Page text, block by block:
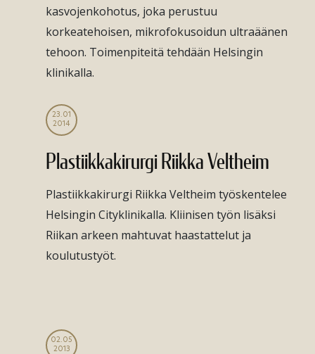
kasvojenkohotus, joka perustuu
korkeatehoisen, mikrofokusoidun ultraäänen
tehoon. Toimenpiteitä tehdään Helsingin
klinikalla.
23.01
2014
Plastiikkakirurgi Riikka Veltheim
Plastiikkakirurgi Riikka Veltheim työskentelee
Helsingin Cityklinikalla. Kliinisen työn lisäksi
Riikan arkeen mahtuvat haastattelut ja
koulutustyöt.
02.05
2013